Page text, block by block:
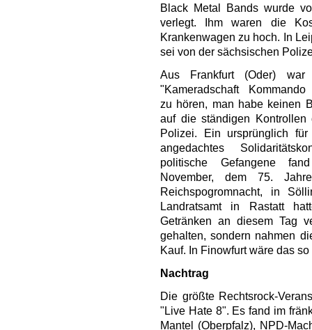
Black Metal Bands wurde
verlegt. Ihm waren die
Krankenwagen zu hoch. In
sei von der sächsischen
Aus Frankfurt (Oder)
"Kameradschaft
zu hören, man habe keinen
auf die ständigen Kontrollen
Polizei. Ein ursprünglich für
angedachtes
politische Gefangene
November, dem 75.
Reichspogromnacht, in
Landratsamt in Rastatt
Getränken an diesem Tag
gehalten, sondern nahmen
Kauf. In Finowfurt wäre das
Nachtrag
Die größte Rechtsrock-
"Live Hate 8". Es fand im
Mantel (Oberpfalz), NPD-